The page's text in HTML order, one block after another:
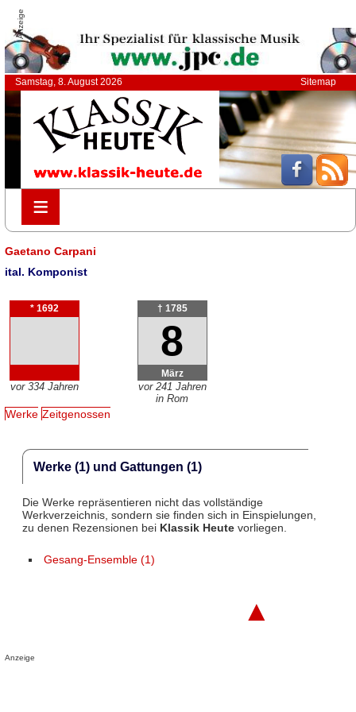
Anzeige
Samstag, 8. August 2026 Sitemap
≡
≡
Gaetano Carpani
ital. Komponist
* 1692
vor 334 Jahren
† 1785
8
März
vor 241 Jahren
in Rom
Werke Zeitgenossen
Werke (1) und Gattungen (1)
Die Werke repräsentieren nicht das vollständige
Werkverzeichnis, sondern sie finden sich in Einspielungen,
zu denen Rezensionen bei Klassik Heutevorliegen.
Gesang-Ensemble (1)
▲
Anzeige